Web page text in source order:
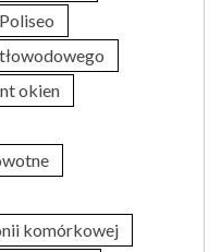
okien
komórkowej